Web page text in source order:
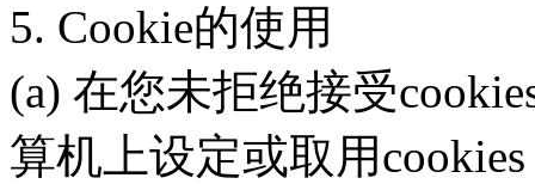
5. Cookie的使用
(a) 在您未拒绝接受
算机上设定或取用